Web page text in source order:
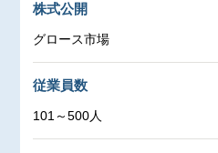
2014年8月にサービスを開始し
企業ごとに独自のプロセスを持
ンを認識・学習し、オートメー
経理業務のDX化を実現し、負
またBPOや債権保証のオプショ
化・収益向上・資金繰り改善に
株式公開
グロース市場
従業員数
101～500人